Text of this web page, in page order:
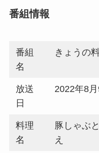
番組情報
番組
名
きょうの
放送
日
2022年8月
料理
名
豚しゃぶ
え